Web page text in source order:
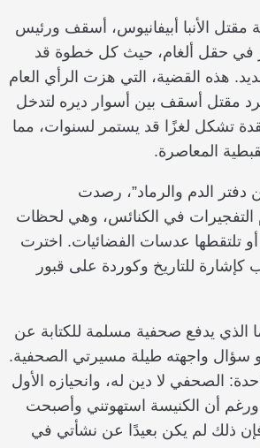
مقتل الأنبا أبيفانيوس، أسقف ورئيس
في حقل ألغام، حيث كل خطوة قد
هذه القضية، التي هزت الرأي العام
مقتل أسقف بين أسوار ديره لتدخل
تشكل لغزًا قد يستمر لسنوات، مما
المعاصرة.
الدم والرماد”، رصدت
التفجيرات في الكنائس، وهي لحظات
تلتقطها عدسات الفضائيات. اخترت
كإشارة للتاريخ وكوردة على قبور
الذي يدفع صحفية مسلمة للكتابة عن
سؤال واجهته طيلة مسيرتي الصحفية.
الصحفي لا دين له، وانحيازه الأول
ورغم أن الكنيسة استهوتني وأصبحت
ذلك لم يكن بعيدًا عن نشأتي في